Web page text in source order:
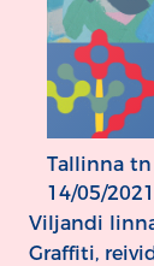
Tallinna tn
14/05/
Viljandi
Graffiti,